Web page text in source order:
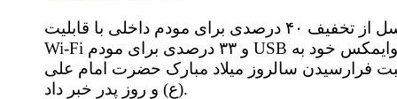
ایرانسل از تخفیف ۴۰ درصدی برای مودم داخلی با قابلیت
Wi-Fi و ۳۳ درصدی برای مودم USB وایمکس خود به
فرارسیدن سالروز میلاد مبارک حضرت امام علی
(ع) و روز پدر خبر داد.